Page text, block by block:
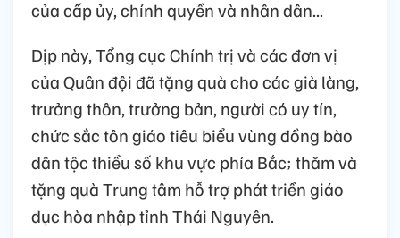
của cấp ủy, chính quyền và nhân dân...
Dịp này, Tổng cục Chính trị và các đơn vị
của Quân đội đã tặng quà cho các già làng,
trưởng thôn, trưởng bản, người có uy tín,
chức sắc tôn giáo tiêu biểu vùng đồng bào
dân tộc thiểu số khu vực phía Bắc; thăm và
tặng quà Trung tâm hỗ trợ phát triển giáo
dục hòa nhập tỉnh Thái Nguyên.